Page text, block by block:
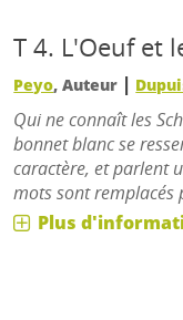
T 4. L'Oeuf et
Peyo, Auteur |
Qui ne connaît les
bonnet blanc se
caractère, et parlent
mots sont
Plus